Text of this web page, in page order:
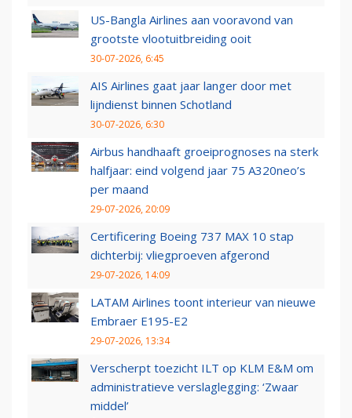
US-Bangla Airlines aan vooravond van
grootste vlootuitbreiding ooit
30-07-2026, 6:45
AIS Airlines gaat jaar langer door met
lijndienst binnen Schotland
30-07-2026, 6:30
Airbus handhaaft groeiprognoses na sterk
halfjaar: eind volgend jaar 75 A320neo’s
per maand
29-07-2026, 20:09
Certificering Boeing 737 MAX 10 stap
dichterbij: vliegproeven afgerond
29-07-2026, 14:09
LATAM Airlines toont interieur van nieuwe
Embraer E195-E2
29-07-2026, 13:34
Verscherpt toezicht ILT op KLM E&M om
administratieve verslaglegging: ‘Zwaar
middel’